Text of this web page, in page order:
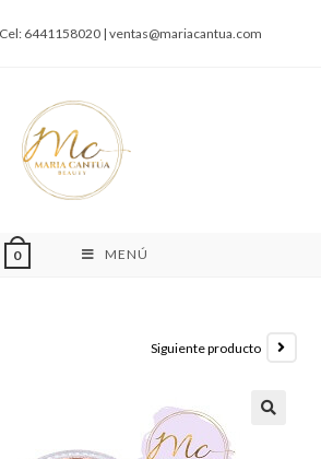
6441158020 | ventas@mariacantua.com
0 MENÚ
Siguiente producto